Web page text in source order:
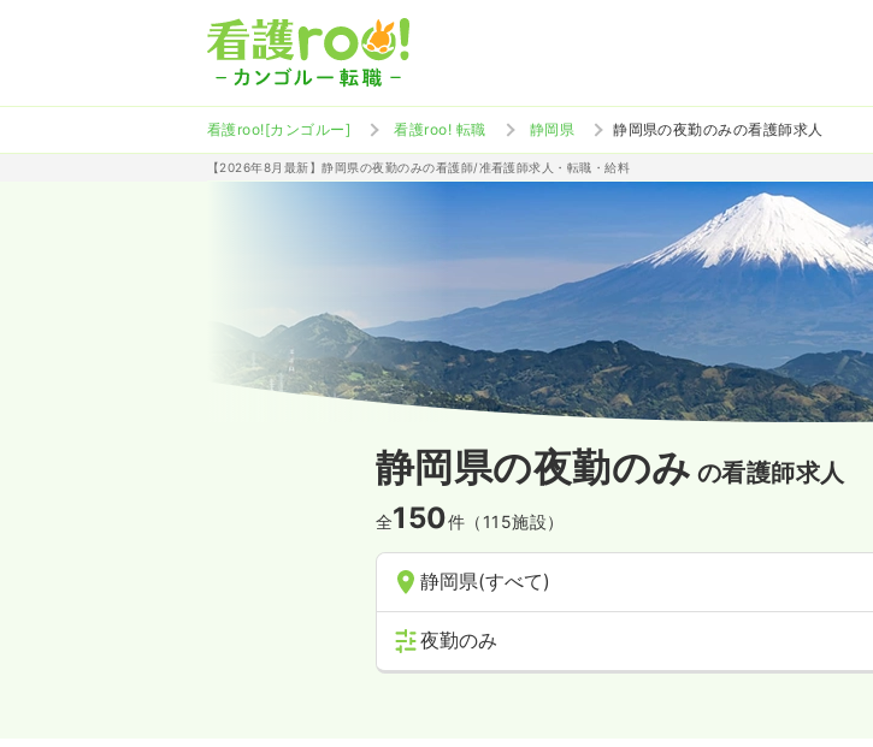
看護roo![カンゴルー] 看護roo! 転職 静岡県 静岡県の夜勤のみの看護師求人
【2026年8月最新】静岡県の夜勤のみの看護師/准看護師求人・転職・給料
静岡県の夜勤のみ の看護師求人
全150件（115施設）
静岡県(すべて)
夜勤のみ